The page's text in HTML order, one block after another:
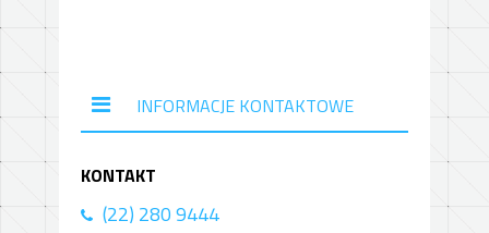
INFORMACJE KONTAKTOWE
KONTAKT
(22) 280 9444